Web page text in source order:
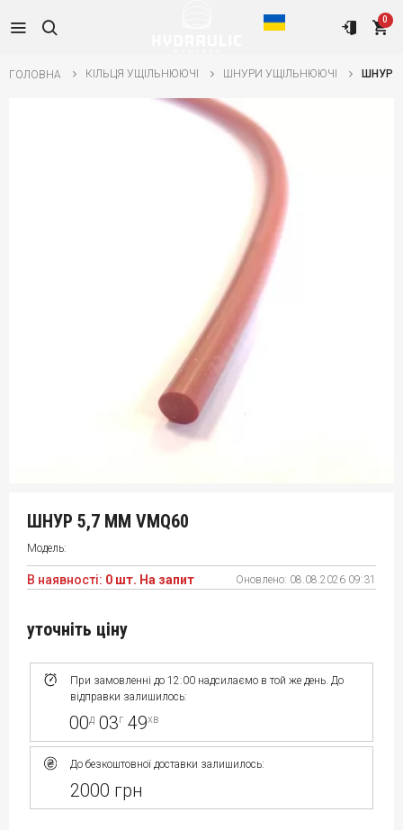
0
ГОЛОВНА КІЛЬЦЯ УЩІЛЬНЮЮЧІ ШНУРИ УЩІЛЬНЮЮЧІ ШНУР
ШНУР 5,7 ММ VMQ60
Модель:
В наявності: 0 шт. На запит Оновлено: 08.08.2026 09:31
При замовленні до 12:00 надсилаємо в той же день. До
відправки залишилось:
00д 03г 48хв
До безкоштовної доставки залишилось:
2000 грн
уточніть ціну